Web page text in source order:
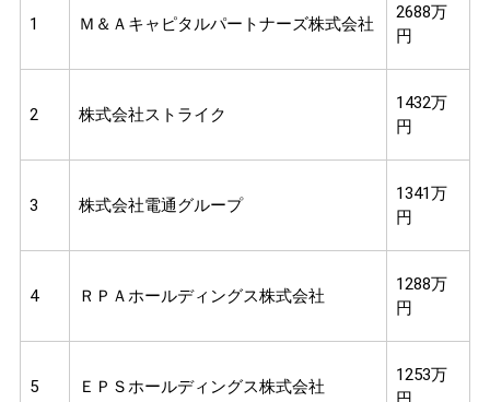
1 Ｍ＆Ａキャピタルパートナーズ株式会社
2688万
円
2 株式会社ストライク
1432万
円
3 株式会社電通グループ
1341万
円
4 ＲＰＡホールディングス株式会社
1288万
円
5 ＥＰＳホールディングス株式会社
1253万